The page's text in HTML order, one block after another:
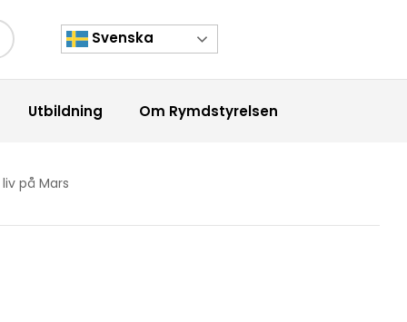
Svenska
Utbildning Om Rymdstyrelsen
på Mars